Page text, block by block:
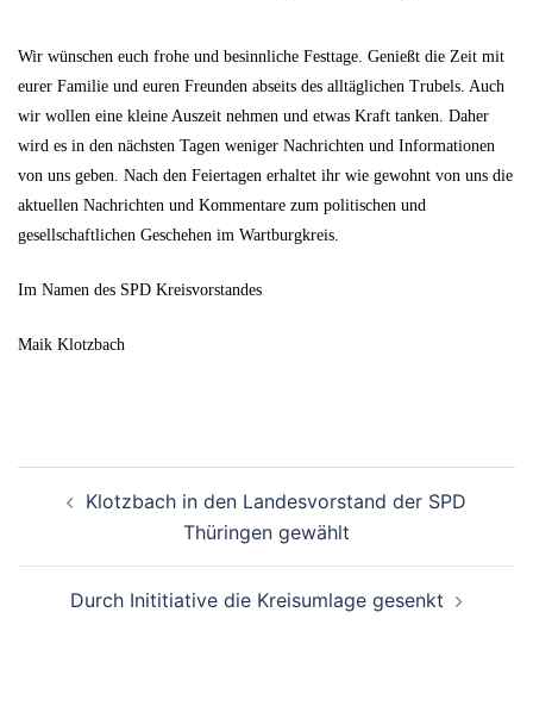
Wir wünschen euch frohe und besinnliche Festtage. Genießt die Zeit mit
eurer Familie und euren Freunden abseits des alltäglichen Trubels. Auch
wir wollen eine kleine Auszeit nehmen und etwas Kraft tanken. Daher
wird es in den nächsten Tagen weniger Nachrichten und Informationen
von uns geben. Nach den Feiertagen erhaltet ihr wie gewohnt von uns die
aktuellen Nachrichten und Kommentare zum politischen und
gesellschaftlichen Geschehen im Wartburgkreis.
Im Namen des SPD Kreisvorstandes
Maik Klotzbach
Navigation
Klotzbach in den Landesvorstand der SPD
Thüringen gewählt
Durch Inititiative die Kreisumlage gesenkt